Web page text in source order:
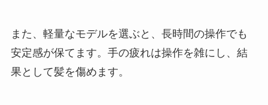
また、軽量なモデルを選ぶと、長時間の操作でも
安定感が保てます。手の疲れは操作を雑にし、結
果として髪を傷めます。